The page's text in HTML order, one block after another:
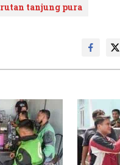
rutan tanjung pura